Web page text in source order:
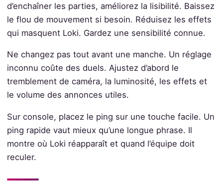
d’enchaîner les parties, améliorez la lisibilité. Baissez
le flou de mouvement si besoin. Réduisez les effets
qui masquent Loki. Gardez une sensibilité connue.
Ne changez pas tout avant une manche. Un réglage
inconnu coûte des duels. Ajustez d’abord le
tremblement de caméra, la luminosité, les effets et
le volume des annonces utiles.
Sur console, placez le ping sur une touche facile. Un
ping rapide vaut mieux qu’une longue phrase. Il
montre où Loki réapparaît et quand l’équipe doit
reculer.